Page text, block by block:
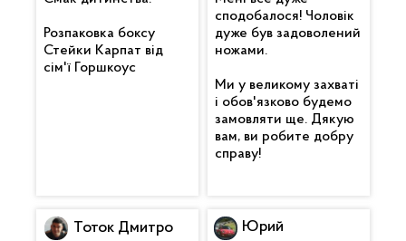
Розпаковка боксу
Стейки Карпат від
сім'ї Горшкоус
Тоток Дмитро Юрий
сподобалося! Чоловік
дуже був задоволений
ножами.
Ми у великому захваті
і обов'язково будемо
замовляти ще. Дякую
вам, ви робите добру
справу!